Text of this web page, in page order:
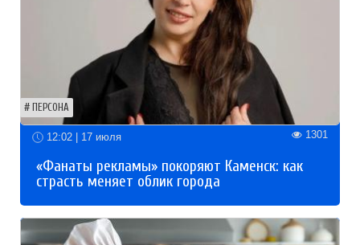
ПЕРСОНА
12:02 | 17 июля 1301
«Фанаты рекламы» покоряют Каменск: как
страсть меняет облик города